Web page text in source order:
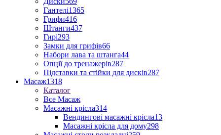
Гантелі1365
Грифи416
Штанги437
Гирі293
Замки для грифів66
Набори лава та штанга44
Опції до тренажерів287
Підставки та стійки для дисків287
Масаж1318
Каталог
Все Масаж
Масажні крісла314
Вендингові масажні крісла13
Масажні крісла для дому298